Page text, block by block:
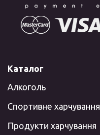
Каталог
Алкоголь
Спортивне харчування
Продукти харчування